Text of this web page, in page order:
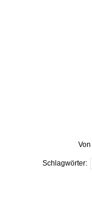
Von
Schlagwörter: